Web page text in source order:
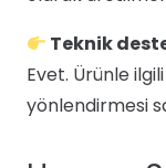
Teknik
Evet. Ürünle
yönlendirmesi